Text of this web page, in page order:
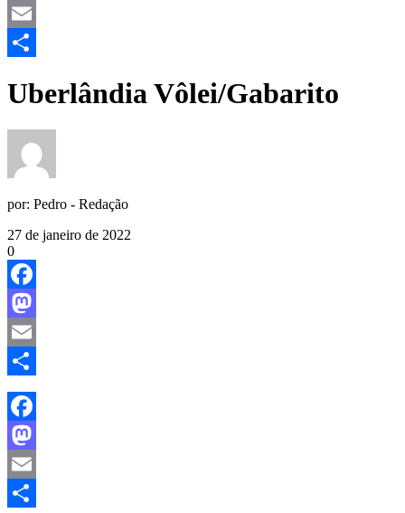
Mastodon
Email
Uberlândia Vôlei/Gabarito
por: Pedro - Redação
27 de janeiro de 2022
0
Facebook
Mastodon
Email
Share
Facebook
Mastodon
Email